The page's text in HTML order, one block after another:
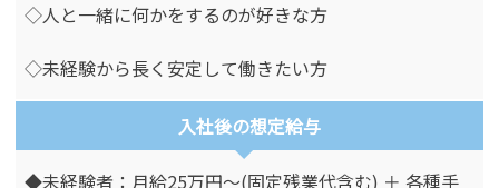
◇人と一緒に何かをするのが好きな方
◇未経験から長く安定して働きたい方
入社後の想定給与
◆未経験者：月給25万円～(固定残業代含む) ＋ 各種手